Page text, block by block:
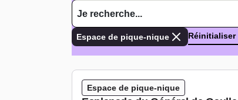
Espace de pique-nique Réinitialiser
Espace de pique-nique